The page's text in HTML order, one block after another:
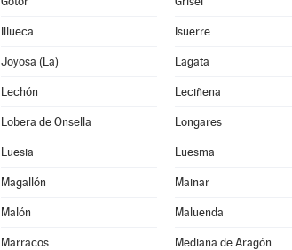
Illueca Isuerre
Joyosa (La) Lagata
Lechón Leciñena
Lobera de Onsella Longares
Luesia Luesma
Magallón Mainar
Malón Maluenda
Marracos Mediana de Aragón